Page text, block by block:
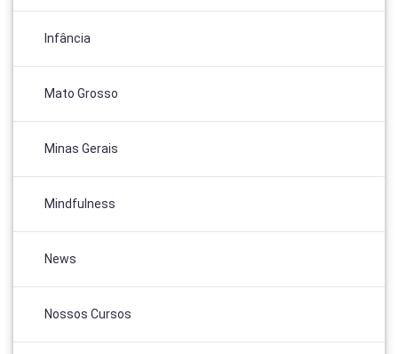
Infância
Mato Grosso
Minas Gerais
Mindfulness
News
Nossos Cursos